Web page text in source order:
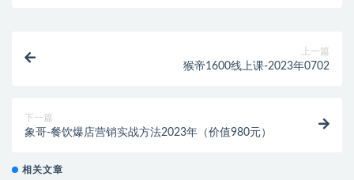
上一篇
猴帝1600线上课-2023年0702
下一篇
象哥-餐饮爆店营销实战方法2023年（价值980元）
相关文章